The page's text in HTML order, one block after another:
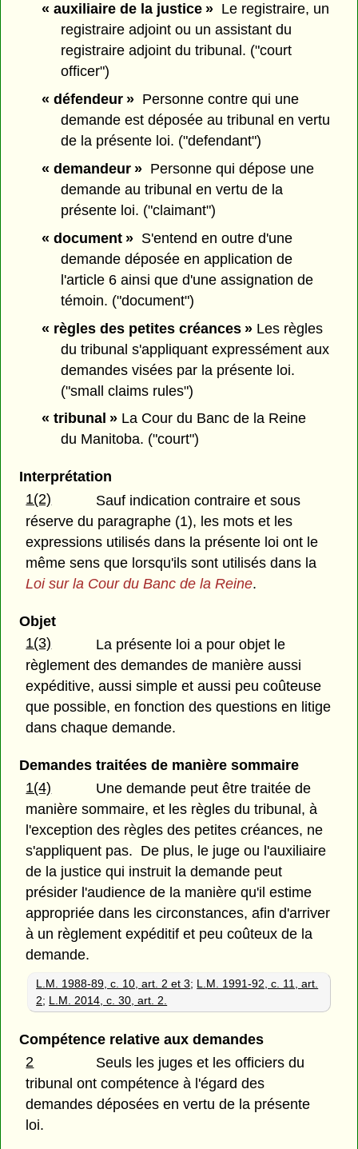
« auxiliaire de la justice »Le registraire, un
registraire adjoint ou un assistant du
registraire adjoint du tribunal. ("court
officer")
« défendeur »Personne contre qui une
demande est déposée au tribunal en vertu
de la présente loi. ("defendant")
« demandeur »Personne qui dépose une
demande au tribunal en vertu de la
présente loi. ("claimant")
« document »S'entend en outre d'une
demande déposée en application de
l'article 6 ainsi que d'une assignation de
témoin. ("document")
« règles des petites créances »Les règles
du tribunal s'appliquant expressément aux
demandes visées par la présente loi.
("small claims rules")
« tribunal »La Cour du Banc de la Reine
du Manitoba. ("court")
Interprétation
1(2)
Sauf indication contraire et sous
réserve du paragraphe (1), les mots et les
expressions utilisés dans la présente loi ont le
même sens que lorsqu'ils sont utilisés dans la
Loi sur la Cour du Banc de la Reine.
Objet
1(3)
La présente loi a pour objet le
règlement des demandes de manière aussi
expéditive, aussi simple et aussi peu coûteuse
que possible, en fonction des questions en litige
dans chaque demande.
Demandes traitées de manière sommaire
1(4)
Une demande peut être traitée de
manière sommaire, et les règles du tribunal, à
l'exception des règles des petites créances, ne
s'appliquent pas. De plus, le juge ou l'auxiliaire
de la justice qui instruit la demande peut
présider l'audience de la manière qu'il estime
appropriée dans les circonstances, afin d'arriver
à un règlement expéditif et peu coûteux de la
demande.
L.M. 1988-89, c. 10, art. 2 et 3; L.M. 1991-92, c. 11, art.
2; L.M. 2014, c. 30, art. 2.
Compétence relative aux demandes
2
Seuls les juges et les officiers du
tribunal ont compétence à l'égard des
demandes déposées en vertu de la présente
loi.